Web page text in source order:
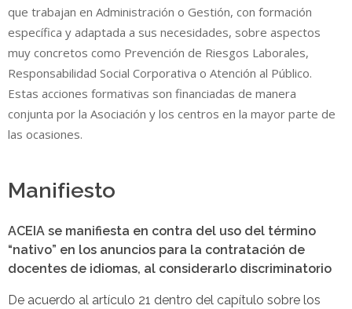
que trabajan en Administración o Gestión, con formación
específica y adaptada a sus necesidades, sobre aspectos
muy concretos como Prevención de Riesgos Laborales,
Responsabilidad Social Corporativa o Atención al Público.
Estas acciones formativas son financiadas de manera
conjunta por la Asociación y los centros en la mayor parte de
las ocasiones.
Manifiesto
ACEIA se manifiesta en contra del uso del término
“nativo” en los anuncios para la contratación de
docentes de idiomas, al considerarlo discriminatorio
De acuerdo al artículo 21 dentro del capítulo sobre los